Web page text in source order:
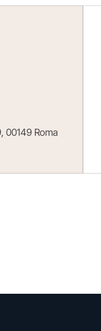
00149 Roma